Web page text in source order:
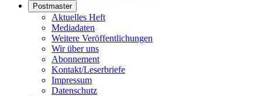
Postmaster
Aktuelles Heft
Mediadaten
Weitere Veröffentlichungen
Wir über uns
Abonnement
Kontakt/Leserbriefe
Impressum
Datenschutz